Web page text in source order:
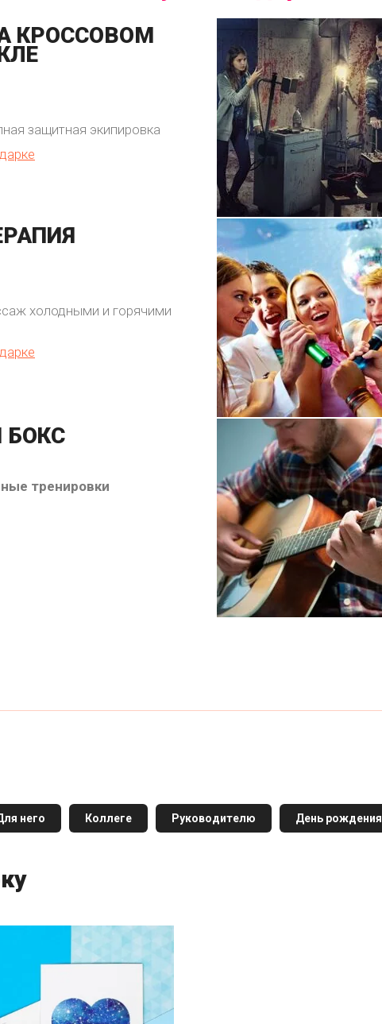
КРОССОВОМ
защитная экипировка
холодными и горячими
БОКС
тренировки
него Коллеге Руководителю День рождения